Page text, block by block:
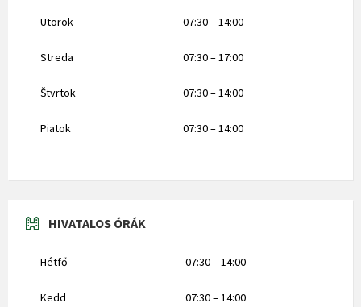
Utorok 07:30 – 14:00
Streda 07:30 – 17:00
Štvrtok 07:30 – 14:00
Piatok 07:30 – 14:00
HIVATALOS ÓRÁK
Hétfő 07:30 – 14:00
Kedd 07:30 – 14:00